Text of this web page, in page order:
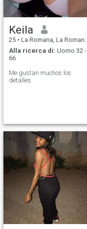
Keila
25 • La Romana, La Romana, Rep. Dominicana
Alla ricerca di: Uomo 32 -
66
Me gustan muchos los
detalles